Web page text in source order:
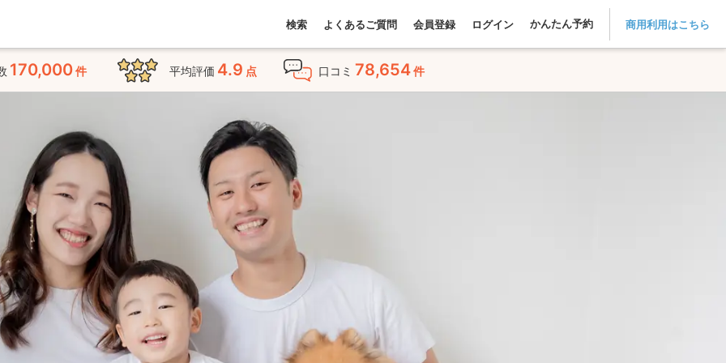
検索 よくあるご質問 会員登録 ログイン かんたん予約 商用利用はこちら
170,000件 平均評価 4.9 点 口コミ 78,654件